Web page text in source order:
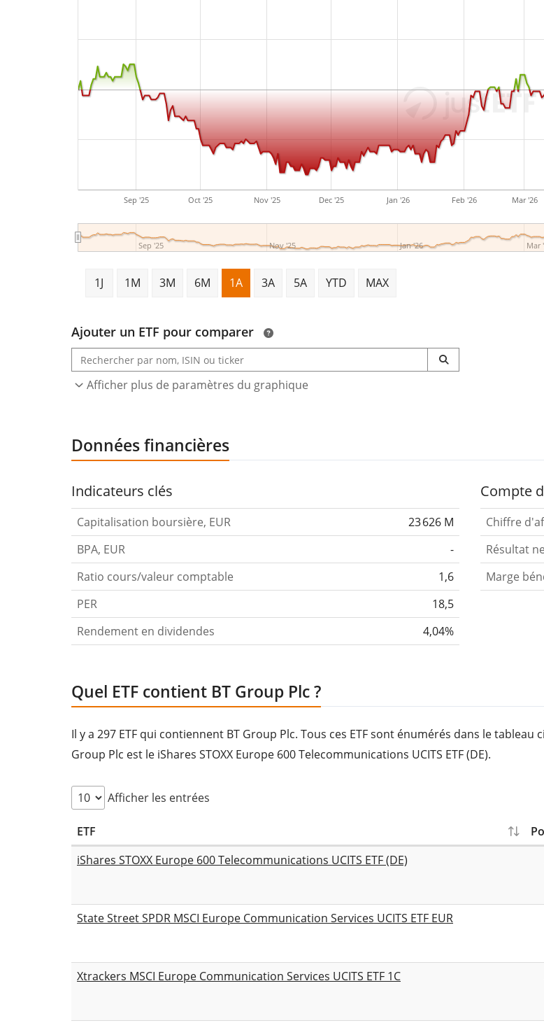
Sep '25 Oct '25 Nov '25 Dec '25 Jan '26 Feb '26 Mar '26
Sep '25 Nov '25 Jan '26 Mar
1J 1M 3M 6M 1A 3A 5A YTD MAX
Ajouter un ETF pour comparer
Afficher plus de paramètres du graphique
Données financières
Indicateurs clés
Capitalisation boursière, EUR
23 626 M
BPA, EUR
-
Ratio cours/valeur comptable
1,6
PER
18,5
Rendement en dividendes
4,04%
Compte
Chiffre
Résultat
Marge
Quel ETF contient BT Group Plc ?
Il y a 297 ETF qui contiennent BT Group Plc. Tous ces ETF sont énumérés dans le tableau
Group Plc est le iShares STOXX Europe 600 Telecommunications UCITS ETF (DE).
Afficher les entrées
ETF
iShares STOXX Europe 600 Telecommunications UCITS ETF (DE)
State Street SPDR MSCI Europe Communication Services UCITS ETF EUR
Xtrackers MSCI Europe Communication Services UCITS ETF 1C